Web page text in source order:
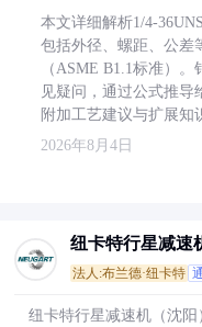
本文详细解析1/4-
包括外径、螺距、公差
（ASME B1.1标准）
见疑问，通过公式推导
附加工艺建议与扩展知
2026年8月4日
纽卡特行星减速
法人:布兰德·纽卡特
纽卡特行星减速机（沈